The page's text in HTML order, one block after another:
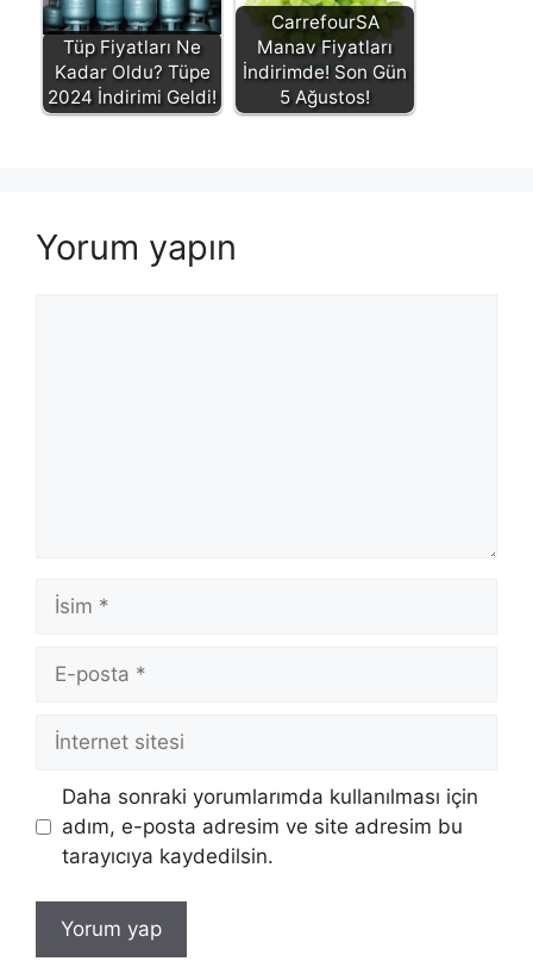
Tüp Fiyatları Ne
Kadar Oldu? Tüpe
2024 İndirimi Geldi!
CarrefourSA
Manav Fiyatları
İndirimde! Son Gün
5 Ağustos!
Yorum yapın
İsim
posta
İnternet
sitesi
Daha sonraki yorumlarımda kullanılması için
adım, e-posta adresim ve site adresim bu
tarayıcıya kaydedilsin.